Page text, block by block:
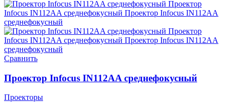
Сравнить
Проектор Infocus IN112AA среднефокусный
Проекторы